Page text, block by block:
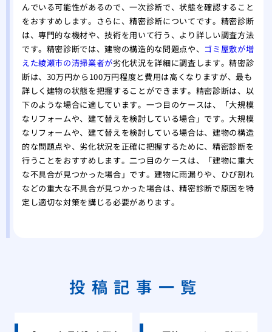
んでいる可能性があるので、一次診断で、状態を確認すること
をおすすめします。さらに、精密診断についてです。精密診断
は、専門的な機材や、技術を用いて行う、より詳しい調査方法
です。精密診断では、建物の構造的な問題点や、 ゴミ屋敷が増
えた綾瀬市の清掃業者が劣化状況を詳細に調査します。精密診
断は、30万円から100万円程度と費用は高くなりますが、最も
詳しく建物の状態を把握することができます。精密診断は、以
下のような場合に適しています。一つ目のケースは、「大規模
なリフォームや、建て替えを検討している場合」です。大規模
なリフォームや、建て替えを検討している場合は、建物の構造
的な問題点や、劣化状況を正確に把握するために、精密診断を
行うことをおすすめします。二つ目のケースは、「建物に重大
な不具合が見つかった場合」です。建物に雨漏りや、ひび割れ
などの重大な不具合が見つかった場合は、精密診断で原因を特
定し適切な対策を講じる必要があります。
投稿記事一覧